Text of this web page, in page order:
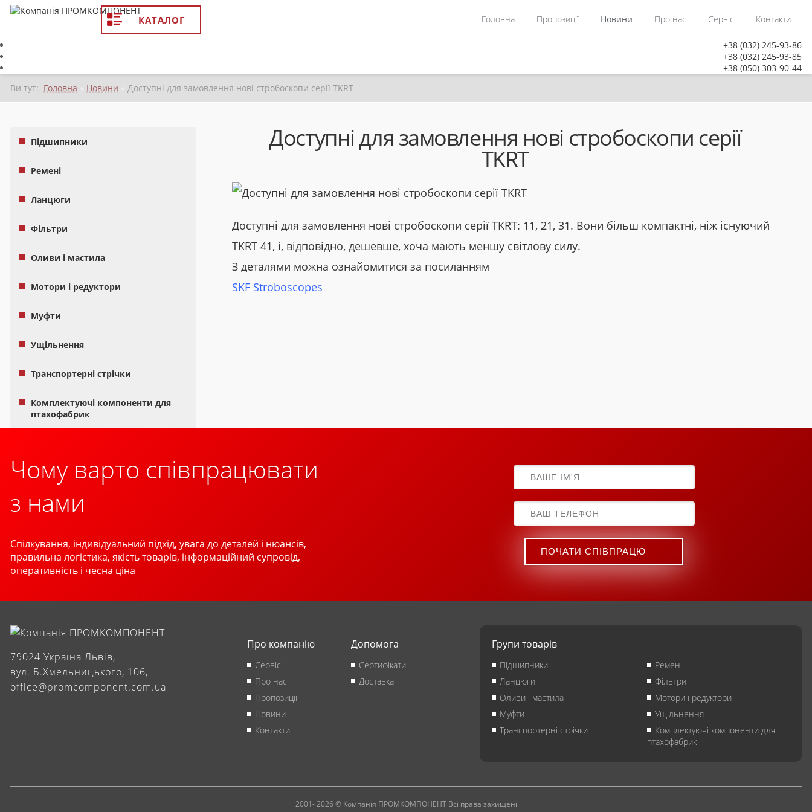
Головна
КАТАЛОГ Пропозиції Новини Про нас Сервіс Контакти
+38 (032) 245-93-86
+38 (032) 245-93-85
+38 (050) 303-90-44
Ви тут: Головна Новини Доступні для замовлення нові стробоскопи серії TKRT
Підшипники
Ремені
Ланцюги
Фільтри
Оливи і мастила
Мотори і редуктори
Муфти
Ущільнення
Транспортерні стрічки
Комплектуючі компоненти для
птахофабрик
Доступні для замовлення нові стробоскопи серії
TKRT
Доступні для замовлення нові стробоскопи серії TKRT: 11, 21, 31. Вони більш компактні, ніж існуючий
TKRT 41, і, відповідно, дешевше, хоча мають меншу світлову силу.
З деталями можна ознайомитися за посиланням
SKF Stroboscopes
Чому варто співпрацювати
з нами
Спілкування, індивідуальний підхід, увага до деталей і нюансів,
правильна логістика, якість товарів, інформаційний супровід,
оперативність і чесна ціна
ПОЧАТИ СПІВПРАЦЮ
79024 Україна Львів,
вул. Б.Хмельницького, 106,
office@promcomponent.com.ua
Про компанію
Сервіс
Про нас
Пропозиції
Новини
Контакти
Допомога
Сертифікати
Доставка
Групи товарів
Підшипники
Ремені
Ланцюги
Фільтри
Оливи і мастила
Мотори і редуктори
Муфти
Ущільнення
Транспортерні стрічки
Комплектуючі компоненти для
птахофабрик
2001- 2026 © Компанія ПРОМКОМПОНЕНТ Всі права захищені